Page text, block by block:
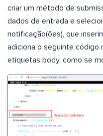
criar um método de
dados de entrada e
notificação(ões), que
adiciona o seguinte código
etiquetas body, como se